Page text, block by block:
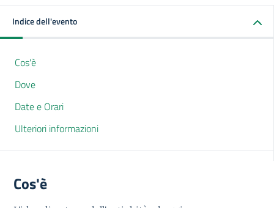
Indice dell'evento
Cos'è
Dove
Date e Orari
Ulteriori informazioni
Cos'è